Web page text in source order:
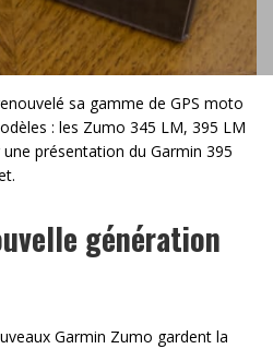
sa gamme de GPS moto
: les Zumo 345 LM, 395 LM
présentation du Garmin 395
génération
Garmin Zumo gardent la